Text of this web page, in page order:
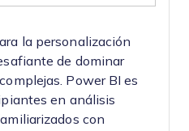
la personalización
de dominar
Power BI es
en análisis
con